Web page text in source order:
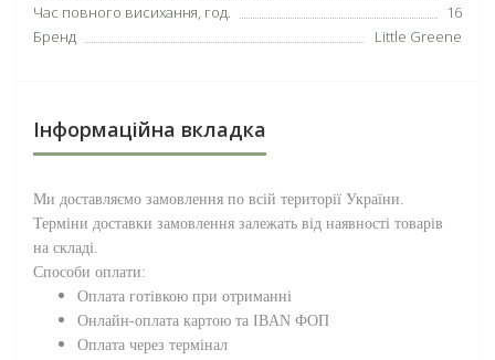
Час повного висихання, год.
16
Бренд
Little Greene
Інформаційна вкладка
Ми доставляємо замовлення по всій території України.
Терміни доставки замовлення залежать від наявності товарів
на складі.
Способи оплати:
Оплата готівкою при отриманні
Онлайн-оплата картою та IBAN ФОП
Оплата через термінал